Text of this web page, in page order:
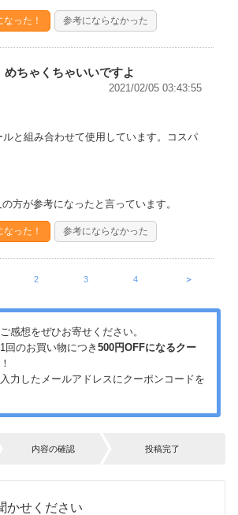
なった！ 参考にならなかった
めちゃくちゃいいですよ
2021/02/05 03:43:55
と組み合わせて使用しています。コスパ
方が参考になったと言っています。
なった！ 参考にならなかった
2 3 4 ＞
感想をぜひお寄せください。
回のお買い物につき 500円OFFになるクー
力したメールアドレスにクーポンコードを
内容の確認 投稿完了
かせください